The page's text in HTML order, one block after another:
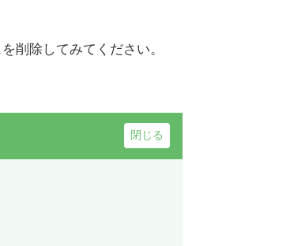
削除してみてください。